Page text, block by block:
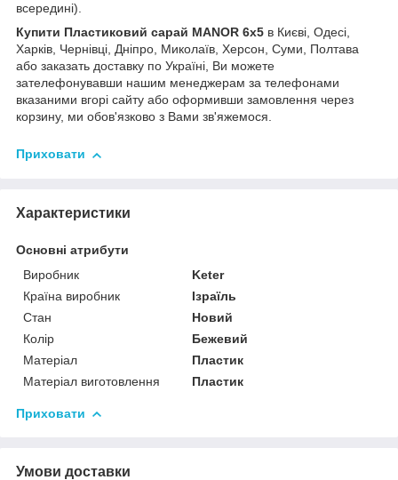
всередині).
Купити Пластиковий сарай MANOR 6x5 в Києві, Одесі,
Харків, Чернівці, Дніпро, Миколаїв, Херсон, Суми, Полтава
або заказать доставку по Україні, Ви можете
зателефонувавши нашим менеджерам за телефонами
вказаними вгорі сайту або оформивши замовлення через
корзину, ми обов'язково з Вами зв'яжемося.
Приховати
Характеристики
Основні атрибути
Виробник
Keter
Країна виробник
Ізраїль
Стан
Новий
Колір
Бежевий
Матеріал
Пластик
Матеріал виготовлення
Пластик
Приховати
Умови доставки